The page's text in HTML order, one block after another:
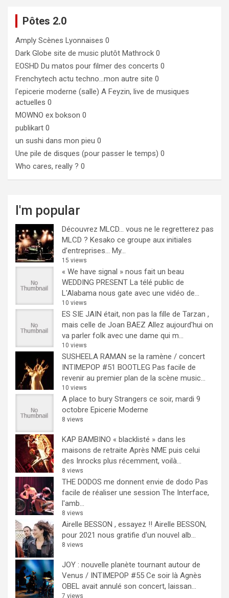
Pôtes 2.0
Amply Scènes Lyonnaises 0
Dark Globe site de music plutôt Mathrock 0
EOSHD Du matos pour filmer des concerts 0
Frenchytech actu techno…mon autre site 0
l'epicerie moderne (salle) A Feyzin, live de musiques
actuelles 0
MOWNO ex bokson 0
publikart 0
un sushi dans mon pieu 0
Une pile de disques (pour passer le temps) 0
Who cares, really ? 0
I'm popular
Découvrez MLCD… vous ne le regretterez pas
MLCD ? Kesako ce groupe aux initiales
d’entreprises… My...
15 views
« We have signal » nous fait un beau
WEDDING PRESENT La télé public de
L'Alabama nous gate avec une vidéo de...
10 views
ES SIE JAIN était, non pas la fille de Tarzan ,
mais celle de Joan BAEZ Allez aujourd'hui on
va parler folk avec une dame qui m...
10 views
SUSHEELA RAMAN se la ramène / concert
INTIMEPOP #51 BOOTLEG Pas facile de
revenir au premier plan de la scène music...
10 views
A place to bury Strangers ce soir, mardi 9
octobre Epicerie Moderne
8 views
KAP BAMBINO « blacklisté » dans les
maisons de retraite Après NME puis celui
des Inrocks plus récemment, voilà...
8 views
THE DODOS me donnent envie de dodo Pas
facile de réaliser une session The Interface,
l'amb...
8 views
Airelle BESSON , essayez !! Airelle BESSON,
pour 2021 nous gratifie d'un nouvel alb...
8 views
JOY : nouvelle planète tournant autour de
Venus / INTIMEPOP #55 Ce soir là Agnès
OBEL avait annulé son concert, laissan...
7 views